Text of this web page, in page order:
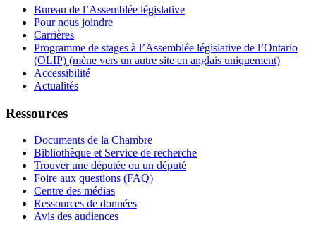
Bureau de l’Assemblée législative
Pour nous joindre
Carrières
Programme de stages à l’Assemblée législative de l’Ontario
(OLIP) (mène vers un autre site en anglais uniquement)
Accessibilité
Actualités
Ressources
Documents de la Chambre
Bibliothèque et Service de recherche
Trouver une députée ou un député
Foire aux questions (FAQ)
Centre des médias
Ressources de données
Avis des audiences